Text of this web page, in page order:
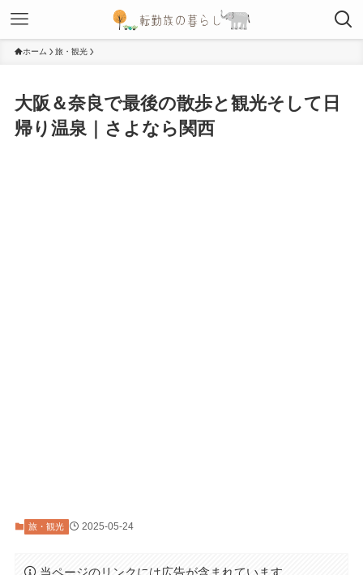
ホーム 旅・観光
大阪＆奈良で最後の散歩と観光そして日
帰り温泉｜さよなら関西
旅・観光 2025-05-24
当ページのリンクには広告が含まれています。